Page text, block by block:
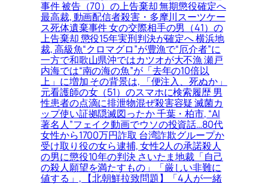
事件 被告（70）の上告棄却 無期懲役確定へ
最高裁, 動画配信者殺害・多摩川スーツケー
ス死体遺棄事件 女の交際相手の男（41）の
上告棄却 懲役15年実刑判決が確定へ 横浜地
裁, 高級魚“クロマグロ”が豊漁で“厄介者”に
一方で和歌山県沖ではカツオが大不漁 瀬戸
内海では“南の海の魚”が「去年の10倍以
上」に増加 その背景は, 「便注入、死ぬか」
元看護師の女（51）のスマホに検索履歴 男
性患者の点滴に排泄物混ぜ殺害容疑 滅菌カ
ップ使い証拠隠滅図ったか 千葉・柏市, “AI
著名人”フェイク動画でウソの投資話…80代
女性から1700万円詐取 台湾詐欺グループか
受け取り役の女ら逮捕, 女性2人の承諾殺人
の男に懲役10年の判決 さいたま地裁「自己
の殺人願望を満たすもの」「厳しい非難に
値する」, 【北朝鮮拉致問題】「4人が一緒